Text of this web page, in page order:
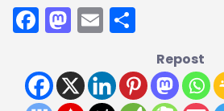
Facebook
Mastodon
Email
Repost